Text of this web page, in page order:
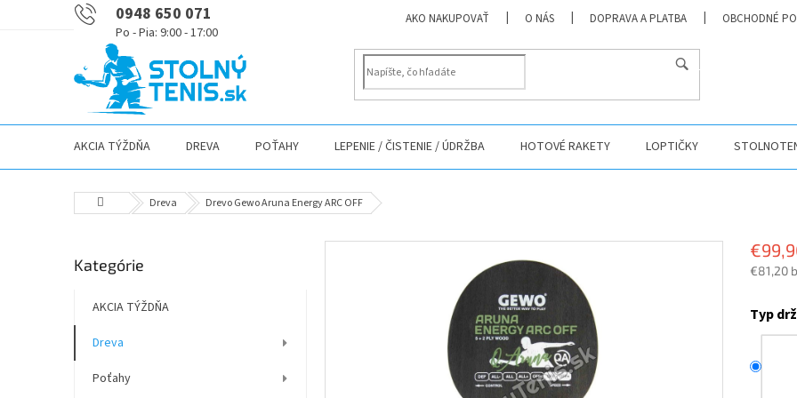
0948 650 071 AKO NAKUPOVAŤ O NÁS DOPRAVA A PLATBA OBCHODNÉ
AKCIA TÝŽDŇA DREVA POŤAHY LEPENIE / ČISTENIE / ÚDRŽBA HOTOVÉ RAKETY LOPTIČKY
DomovDreva Drevo Gewo Aruna Energy ARC OFF
o
ý
a
Preskočiť
Kategórie
AKCIA TÝŽDŇA
Dreva
Poťahy
€81,20
cena:
Typ